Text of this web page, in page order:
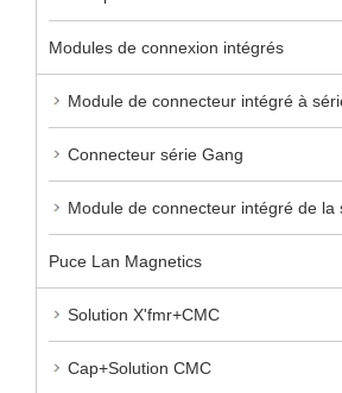
Modules de connexion intégrés
Module de connecteur intégré à
Connecteur série Gang
Module de connecteur intégré de la
Puce Lan Magnetics
Solution X'fmr+CMC
Cap+Solution CMC